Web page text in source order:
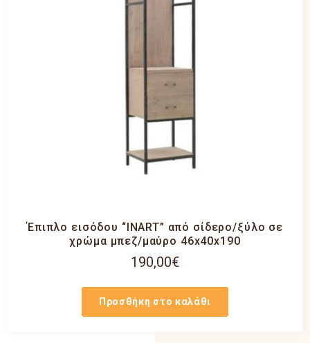
Έπιπλο εισόδου “INART” από σίδερο/ξύλο σε
χρώμα μπεζ/μαύρο 46x40x190
190,00€
Προσθήκη στο καλάθι